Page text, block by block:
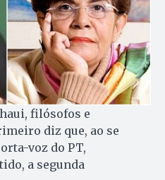
filósofos e
diz que, ao se
voz do PT,
a segunda